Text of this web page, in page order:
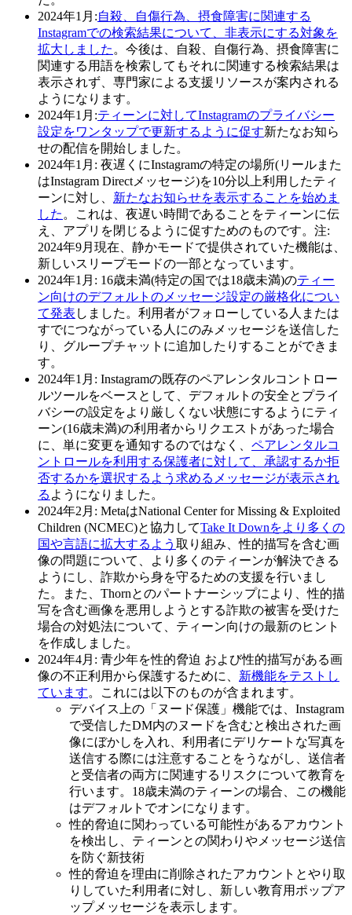
2024年1月:自殺、自傷行為、摂食障害に関連する
Instagramでの検索結果について、非表示にする対象を
拡大しました 。今後は、自殺、自傷行為、摂食障害に
関連する用語を検索してもそれに関連する検索結果は
表示されず、専門家による支援リソースが案内される
ようになります。
2024年1月:ティーンに対してInstagramのプライバシー
設定をワンタップで更新するように促す新たなお知ら
せの配信を開始しました。
2024年1月 : 夜遅くにInstagramの特定の場所(リールまた
はInstagram Directメッセージ)を10分以上利用したティ
ーンに対し、 新たなお知らせを表示することを始めま
した 。これは、夜遅い時間であることをティーンに伝
え、アプリを閉じるように促すためのものです。注:
2024年9月現在、静かモードで提供されていた機能は、
新しいスリープモードの一部となっています。
2024年1月 : 16歳未満(特定の国では18歳未満)のティー
ン向けのデフォルトのメッセージ設定の厳格化につい
て発表 しました。利用者がフォローしている人または
すでにつながっている人にのみメッセージを送信した
り、グループチャットに追加したりすることができま
す。
2024年1月 : Instagramの既存のペアレンタルコントロー
ルツールをベースとして、デフォルトの安全とプライ
バシーの設定をより厳しくない状態にするようにティ
ーン(16歳未満)の利用者からリクエストがあった場合
に、単に変更を通知するのではなく、 ペアレンタルコ
ントロールを利用する保護者に対して、承認するか拒
否するかを選択するよう求めるメッセージが表示され
る ようになりました。
2024年2月 : MetaはNational Center for Missing & Exploited
Children (NCMEC)と協力してTake It Downをより多くの
国や言語に拡大するよう 取り組み、性的描写を含む画
像の問題について、より多くのティーンが解決できる
ようにし、詐欺から身を守るための支援を行いまし
た。また、Thornとのパートナーシップにより、性的描
写を含む画像を悪用しようとする詐欺の被害を受けた
場合の対処法について、ティーン向けの最新のヒント
を作成しました。
2024年4月: 青少年を性的脅迫 および性的描写がある画
像の不正利用から保護するために、 新機能をテストし
ています。これには以下のものが含まれます。
デバイス上の「ヌード保護」機能では、Instagram
で受信したDM内のヌードを含むと検出された画
像にぼかしを入れ、利用者にデリケートな写真を
送信する際には注意することをうながし、送信者
と受信者の両方に関連するリスクについて教育を
行います。18歳未満のティーンの場合、この機能
はデフォルトでオンになります。
性的脅迫に関わっている可能性があるアカウント
を検出し、ティーンとの関わりやメッセージ送信
を防ぐ新技術
性的脅迫を理由に削除されたアカウントとやり取
りしていた利用者に対し、新しい教育用ポップア
ップメッセージを表示します。